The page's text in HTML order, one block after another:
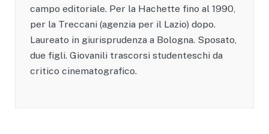
campo editoriale. Per la Hachette fino al 1990,
per la Treccani (agenzia per il Lazio) dopo.
Laureato in giurisprudenza a Bologna. Sposato,
due figli. Giovanili trascorsi studenteschi da
critico cinematografico.